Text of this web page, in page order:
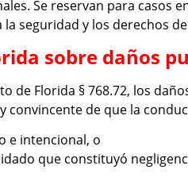
Se reservan para casos
seguridad y los derechos
sobre daños
de Florida § 768.72, los
convincente de que la
e intencional, o
que constituyó